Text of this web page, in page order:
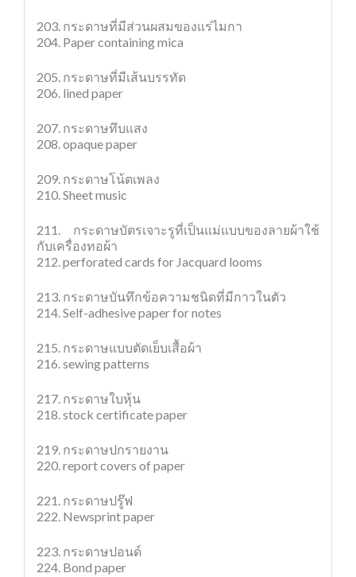
203. กระดาษที่มีส่วนผสมของแร่ไมกา
204. Paper containing mica
205. กระดาษที่มีเส้นบรรทัด
206. lined paper
207. กระดาษทึบแสง
208. opaque paper
209. กระดาษโน้ตเพลง
210. Sheet music
211. กระดาษบัตรเจาะรูที่เป็นแม่แบบของลายผ้าใช้
กับเครื่องทอผ้า
212. perforated cards for Jacquard looms
213. กระดาษบันทึกข้อความชนิดที่มีกาวในตัว
214. Self-adhesive paper for notes
215. กระดาษแบบตัดเย็บเสื้อผ้า
216. sewing patterns
217. กระดาษใบหุ้น
218. stock certificate paper
219. กระดาษปกรายงาน
220. report covers of paper
221. กระดาษปรู๊ฟ
222. Newsprint paper
223. กระดาษปอนด์
224. Bond paper